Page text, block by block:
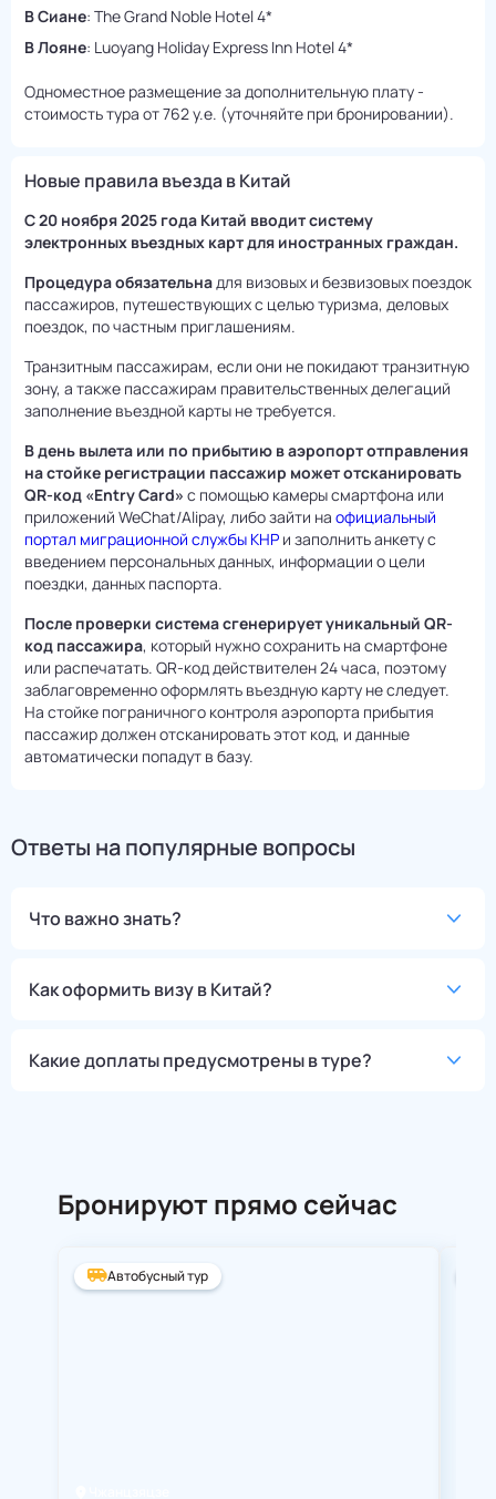
В Сиане: The Grand Noble Hotel 4*
В Лояне: Luoyang Holiday Express Inn Hotel 4*
Одноместное размещение за дополнительную плату -
стоимость тура от 762 у.е. (уточняйте при бронировании).
Новые правила въезда в Китай
С 20 ноября 2025 года Китай вводит систему
электронных въездных карт для иностранных граждан.
Процедура обязательнадля визовых и безвизовых поездок
пассажиров, путешествующих с целью туризма, деловых
поездок, по частным приглашениям.
Транзитным пассажирам, если они не покидают транзитную
зону, а также пассажирам правительственных делегаций
заполнение въездной карты не требуется.
В день вылета или по прибытию в аэропорт отправления
на стойке регистрации пассажир может отсканировать
QR-код «Entry Card» с помощью камеры смартфона или
приложений WeChat/Alipay, либо зайти на официальный
портал миграционной службы КНР и заполнить анкету с
введением персональных данных, информации о цели
поездки, данных паспорта.
После проверки система сгенерирует уникальный QR-
код пассажира, который нужно сохранить на смартфоне
или распечатать. QR-код действителен 24 часа, поэтому
заблаговременно оформлять въездную карту не следует.
На стойке пограничного контроля аэропорта прибытия
пассажир должен отсканировать этот код, и данные
автоматически попадут в базу.
Ответы на популярные вопросы
Что важно знать?
Как оформить визу в Китай?
Какие доплаты предусмотрены в туре?
Бронируют прямо сейчас
Автобусный тур